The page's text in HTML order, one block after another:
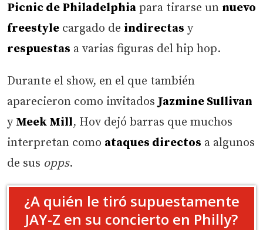
Picnic de Philadelphia para tirarse un nuevo
freestyle cargado de indirectas y
respuestas a varias figuras del hip hop.
Durante el show, en el que también
aparecieron como invitadosJazmine Sullivan
y Meek Mill, Hov dejó barras que muchos
interpretan como ataques directos a algunos
de sus opps.
¿A quién le tiró supuestamente
JAY-Z en su concierto en Philly?